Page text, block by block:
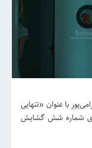
با عنوان «تنهایی
۱۳ آذر ۹۴ در گالری شماره شش گشایش